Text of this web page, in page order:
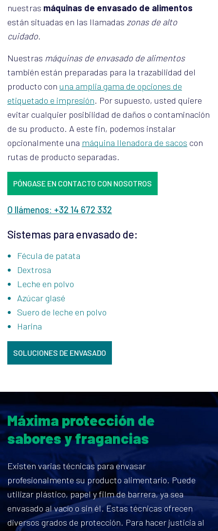
nuestras máquinas de envasado de alimentos
están situadas en las llamadas zonas de alto
cuidado.
Nuestras máquinas de envasado de alimentos
también están preparadas para la trazabilidad del
producto con una amplia gama de opciones de
etiquetado e impresión. Por supuesto, usted quiere
evitar cualquier posibilidad de daños o contaminación
de su producto. A este fin, podemos instalar
opcionalmente una máquina llenadora de sacos con
rutas de producto separadas.
PÓNGASE EN CONTACTO CON NOSOTROS
O llámenos: +32 14 672 332
Sistemas para envasado de:
Fécula de patata
Dextrosa
Leche en polvo
Azúcar glasé
Suero de leche en polvo
Harina
SOLUCIONES DE ENVASADO
Máxima protección de
sabores y fragancias
Existen varias técnicas para envasar
profesionalmente su producto alimentario. Puede
utilizar plástico, papel y film de barrera, ya sea
envasado al vacío o sin él. Estas técnicas ofrecen
diversos grados de protección. Para hacer justicia al